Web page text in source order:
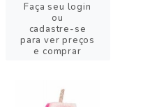
Faça seu login
ou
cadastre-se
para ver preços
e comprar